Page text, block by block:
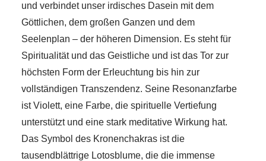
und verbindet unser irdisches Dasein mit dem
Göttlichen, dem großen Ganzen und dem
Seelenplan – der höheren Dimension. Es steht für
Spiritualität und das Geistliche und ist das Tor zur
höchsten Form der Erleuchtung bis hin zur
vollständigen Transzendenz. Seine Resonanzfarbe
ist Violett, eine Farbe, die spirituelle Vertiefung
unterstützt und eine stark meditative Wirkung hat.
Das Symbol des Kronenchakras ist die
tausendblättrige Lotosblume, die die immense